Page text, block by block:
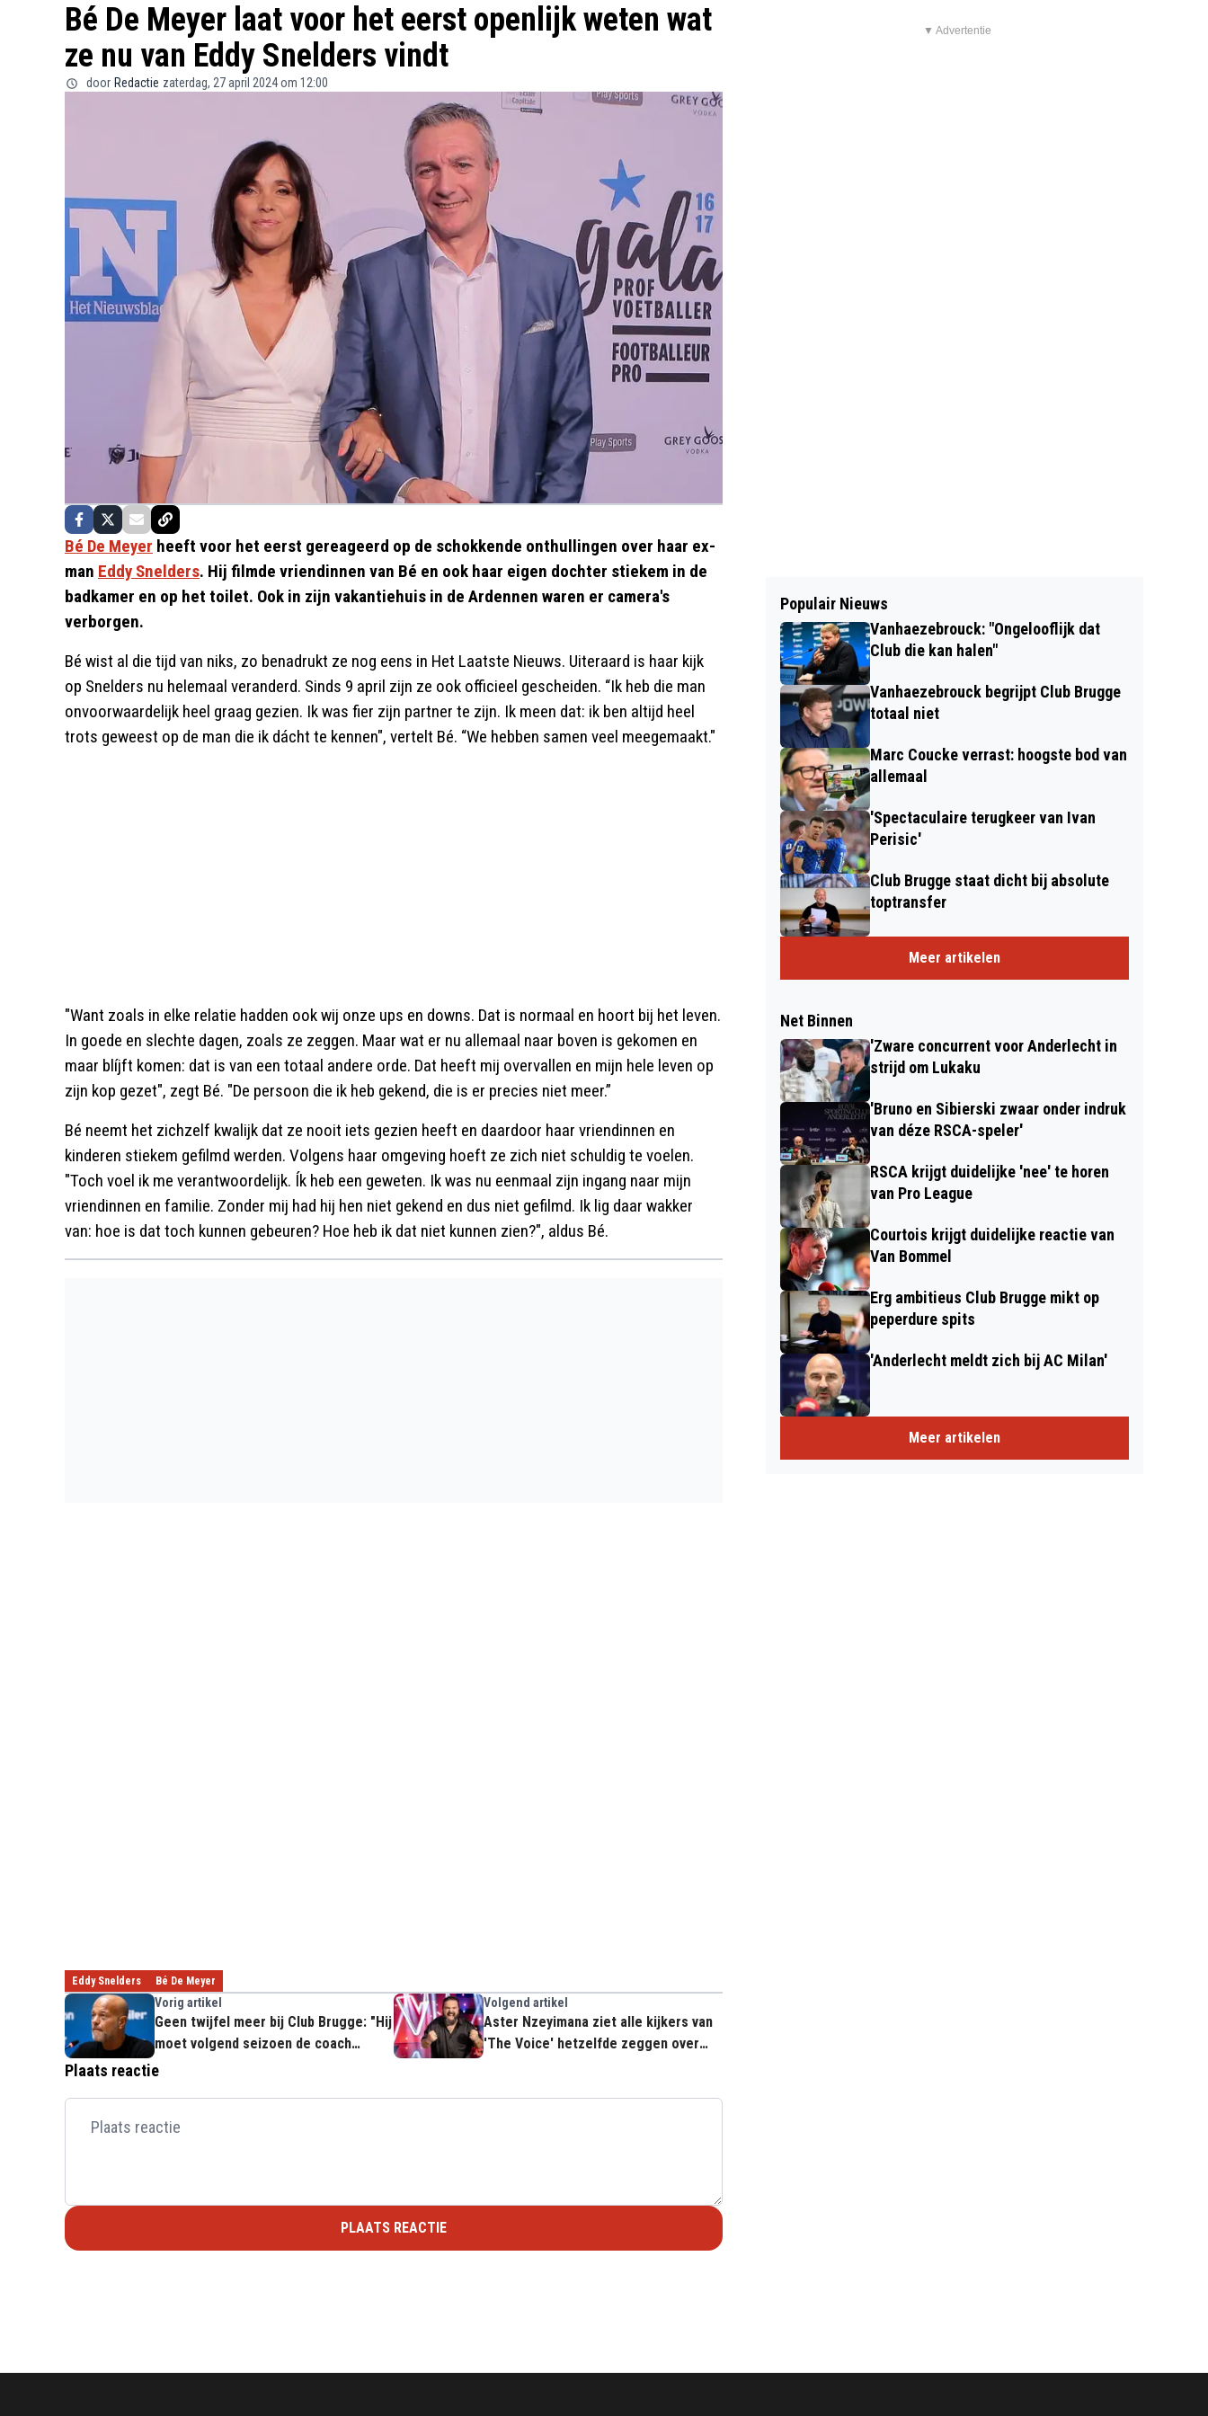
Bé De Meyer laat voor het eerst openlijk weten wat
ze nu van Eddy Snelders vindt
door Redactie zaterdag, 27 april 2024 om 12:00
Bé De Meyer heeft voor het eerst gereageerd op de schokkende onthullingen over haar ex-
man Eddy Snelders. Hij filmde vriendinnen van Bé en ook haar eigen dochter stiekem in de
badkamer en op het toilet. Ook in zijn vakantiehuis in de Ardennen waren er camera's
verborgen.
Bé wist al die tijd van niks, zo benadrukt ze nog eens in Het Laatste Nieuws. Uiteraard is haar kijk
op Snelders nu helemaal veranderd. Sinds 9 april zijn ze ook officieel gescheiden. “Ik heb die man
onvoorwaardelijk heel graag gezien. Ik was fier zijn partner te zijn. Ik meen dat: ik ben altijd heel
trots geweest op de man die ik dácht te kennen", vertelt Bé. “We hebben samen veel meegemaakt."
"Want zoals in elke relatie hadden ook wij onze ups en downs. Dat is normaal en hoort bij het leven.
In goede en slechte dagen, zoals ze zeggen. Maar wat er nu allemaal naar boven is gekomen en
maar blíjft komen: dat is van een totaal andere orde. Dat heeft mij overvallen en mijn hele leven op
zijn kop gezet", zegt Bé. "De persoon die ik heb gekend, die is er precies niet meer.”
Bé neemt het zichzelf kwalijk dat ze nooit iets gezien heeft en daardoor haar vriendinnen en
kinderen stiekem gefilmd werden. Volgens haar omgeving hoeft ze zich niet schuldig te voelen.
"Toch voel ik me verantwoordelijk. Ík heb een geweten. Ik was nu eenmaal zijn ingang naar mijn
vriendinnen en familie. Zonder mij had hij hen niet gekend en dus niet gefilmd. Ik lig daar wakker
van: hoe is dat toch kunnen gebeuren? Hoe heb ik dat niet kunnen zien?", aldus Bé.
Eddy Snelders Bé De Meyer
Vorig artikel
Geen twijfel meer bij Club Brugge: "Hij
moet volgend seizoen de coach
worden"
Volgend artikel
Aster Nzeyimana ziet alle kijkers van
'The Voice' hetzelfde zeggen over
Plaats reactie
PLAATS REACTIE
▼ Advertentie
Populair Nieuws
Vanhaezebrouck: "Ongelooflijk dat
Club die kan halen"
Vanhaezebrouck begrijpt Club Brugge
totaal niet
Marc Coucke verrast: hoogste bod van
allemaal
'Spectaculaire terugkeer van Ivan
Perisic'
Club Brugge staat dicht bij absolute
toptransfer
Meer artikelen
Net Binnen
'Zware concurrent voor Anderlecht in
strijd om Lukaku
'Bruno en Sibierski zwaar onder indruk
van déze RSCA-speler'
RSCA krijgt duidelijke 'nee' te horen
van Pro League
Courtois krijgt duidelijke reactie van
Van Bommel
Erg ambitieus Club Brugge mikt op
peperdure spits
'Anderlecht meldt zich bij AC Milan'
Meer artikelen